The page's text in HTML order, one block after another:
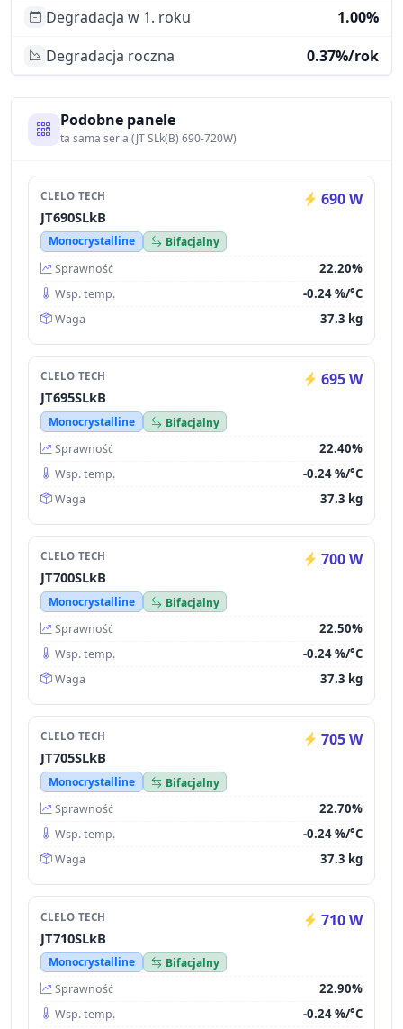
Degradacja w 1. roku
1.00%
Degradacja roczna
0.37%/rok
Podobne panele
ta sama seria (JT SLk(B) 690-720W)
CLELO TECH 690 W
JT690SLkB
Monocrystalline
Bifacjalny
Sprawność
22.20%
Wsp. temp. -0.24 %/°C
Waga 37.3 kg
CLELO TECH 695 W
JT695SLkB
Monocrystalline
Bifacjalny
Sprawność
22.40%
Wsp. temp. -0.24 %/°C
Waga 37.3 kg
CLELO TECH 700 W
JT700SLkB
Monocrystalline
Bifacjalny
Sprawność
22.50%
Wsp. temp. -0.24 %/°C
Waga 37.3 kg
CLELO TECH 705 W
JT705SLkB
Monocrystalline
Bifacjalny
Sprawność
22.70%
Wsp. temp. -0.24 %/°C
Waga 37.3 kg
CLELO TECH 710 W
JT710SLkB
Monocrystalline
Bifacjalny
Sprawność
22.90%
Wsp. temp. -0.24 %/°C